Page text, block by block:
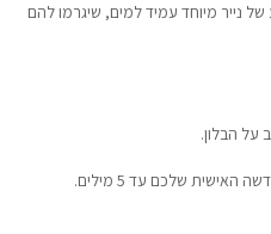
נייר מיוחד עמיד למים, שיגרמו להם
על הבלון.
שלכם עד 5 מילים.